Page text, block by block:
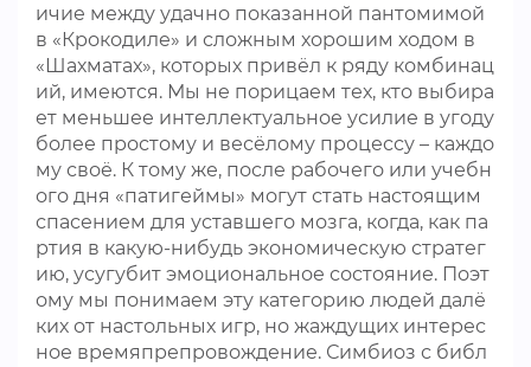
ичие между удачно показанной пантомимой
в «Крокодиле» и сложным хорошим ходом в
«Шахматах», которых привёл к ряду комбинац
ий, имеются. Мы не порицаем тех, кто выбира
ет меньшее интеллектуальное усилие в угоду
более простому и весёлому процессу – каждо
му своё. К тому же, после рабочего или учебн
ого дня «патигеймы» могут стать настоящим
спасением для уставшего мозга, когда, как па
ртия в какую-нибудь экономическую стратег
ию, усугубит эмоциональное состояние. Поэт
ому мы понимаем эту категорию людей далё
ких от настольных игр, но жаждущих интерес
ное времяпрепровождение. Симбиоз с библ